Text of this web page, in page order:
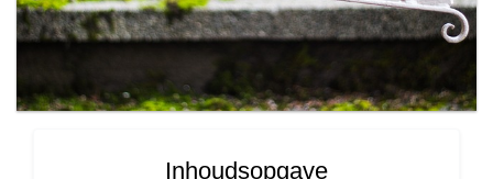
Inhoudsopgave